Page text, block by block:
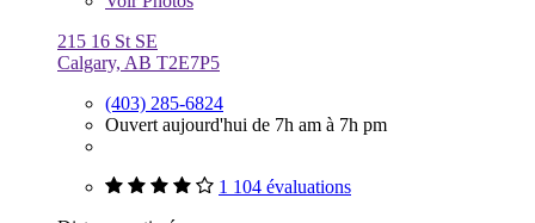
215 16 St SE
Calgary, AB T2E7P5
(403) 285-6824
Ouvert aujourd'hui de 7h am à 7h pm
1 104 évaluations